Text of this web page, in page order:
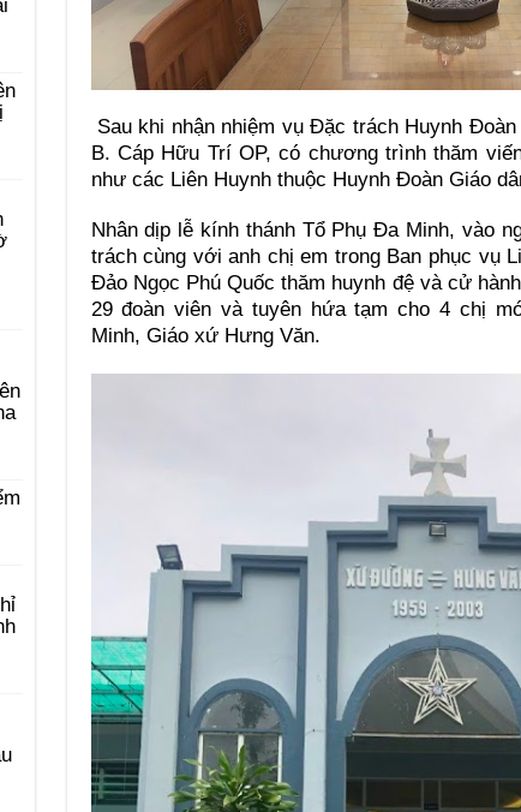
Sau khi nhận nhiệm vụ Đặc trách Huynh
B. Cáp Hữu Trí OP, có chương trình thăm
như các Liên Huynh thuộc Huynh Đoàn Giáo
Nhân dịp lễ kính thánh Tổ Phụ Đa Minh, vào
trách cùng với anh chị em trong Ban phục vụ
Đảo Ngọc Phú Quốc thăm huynh đệ và cử
29 đoàn viên và tuyên hứa tạm cho 4 chị
Minh, Giáo xứ Hưng Văn.